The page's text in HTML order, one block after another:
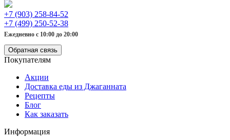
+7 (903) 258-84-52
+7 (499) 250-52-38
Ежедневно с 10:00 до 20:00
Обратная связь
Покупателям
Акции
Доставка еды из Джаганната
Рецепты
Блог
Как заказать
Информация